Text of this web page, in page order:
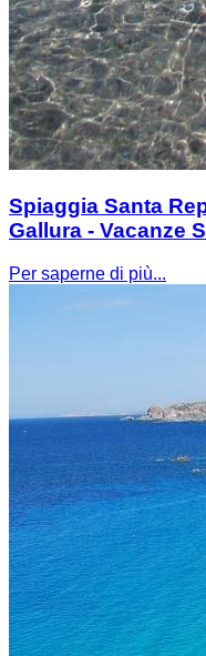
Spiaggia Santa
Gallura - Vacanze
Per saperne di più...